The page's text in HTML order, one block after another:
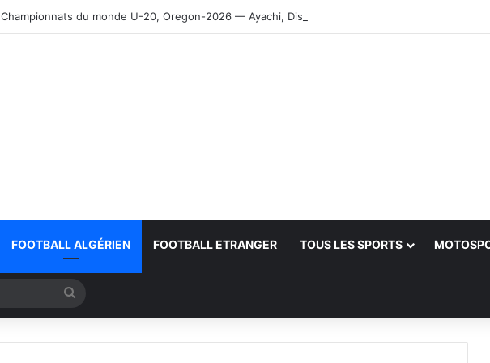
Championnats du monde U-20, Oregon-2026 — Ayachi, Dissa, Touahria et Ghezali en finale
FOOTBALL ALGÉRIEN FOOTBALL ETRANGER TOUS LES SPORTS